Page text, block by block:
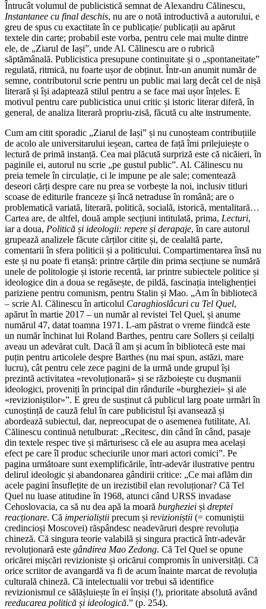
Întrucât volumul de publicistică semnat de Alexandru Călinescu,
Instantanee cu final deschis, nu are o notă introductivă a autorului, e
greu de spus cu exactitate în ce publicație/ publicații au apărut
textele din carte; probabil este vorba, pentru cele mai multe dintre
ele, de „Ziarul de Iași”, unde Al. Călinescu are o rubrică
săptămânală. Publicistica presupune continuitate și o „spontaneitate”
regulată, ritmică, nu foarte ușor de obținut. Într-un anumit număr de
semne, contributorul scrie pentru un public mai larg decât cel de nișă
literară și își adaptează stilul pentru a se face mai ușor înțeles. E
motivul pentru care publicistica unui critic și istoric literar diferă, în
general, de analiza literară propriu-zisă, făcută cu alte instrumente.
Cum am citit sporadic „Ziarul de Iași” și nu cunoșteam contribuțiile
de acolo ale universitarului ieșean, cartea de față îmi prilejuiește o
lectură de primă instanță. Cea mai plăcută surpriză este că nicăieri, în
paginile ei, autorul nu scrie „pe gustul public”. Al. Călinescu nu
preia temele în circulație, ci le impune pe ale sale; comentează
deseori cărți despre care nu prea se vorbește la noi, inclusiv titluri
scoase de editurile franceze și încă netraduse în română; are o
problematică variată, literară, politică, socială, istorică, mentalitară…
Cartea are, de altfel, două ample secțiuni intitulată, prima, Lecturi,
iar a doua, Politică și ideologii: repere și derapaje, în care autorul
grupează analizele făcute cărților citite și, de cealaltă parte,
comentarii în sfera politicii și a politicului. Compartimentarea însă nu
este și nu poate fi etanșă: printre cărțile din prima secțiune se numără
unele de politologie și istorie recentă, iar printre subiectele politice și
ideologice din a doua se regăsește, de pildă, fascinația intelighenției
pariziene pentru comunism, pentru Stalin și Mao. „Am în bibliotecă
– scrie Al. Călinescu în articolul Caraghioslâcuri cu Tel Quel,
apărut în martie 2017 – un număr al revistei Tel Quel, și anume
numărul 47, datat toamna 1971. L-am păstrat o vreme fiindcă este
un număr închinat lui Roland Barthes, pentru care Sollers și ceilalți
aveau un adevărat cult. Dacă îl am și acum în bibliotecă este mai
puțin pentru articolele despre Barthes (nu mai spun, astăzi, mare
lucru), cât pentru cele zece pagini de la urmă unde grupul își
prezintă activitatea «revoluționară» și se războiește cu dușmanii
ideologici, proveniți în principal din rândurile «burgheziei» și ale
«revizioniștilor»”. E greu de susținut că publicul larg poate urmări în
cunoștință de cauză felul în care publicistul își avansează și
abordează subiectul, dar, nepreocupat de o asemenea futilitate, Al.
Călinescu continuă netulburat: „Recitesc, din când în când, pasaje
din textele respec tive și mărturisesc că ele au asupra mea același
efect pe care îl produc scheciurile unor mari actori comici”. Pe
pagina următoare sunt exemplificările, într-adevăr ilustrative pentru
delirul ideologic și abandonarea gândirii critice: „Ce mai aflăm din
acele pagini însuflețite de un irezistibil elan revoluționar? Că Tel
Quel nu luase atitudine în 1968, atunci când URSS invadase
Cehoslovacia, ca să nu dea apă la moară burgheziei și dreptei
reacționare. Că imperialiștii precum și revizioniștii (= comuniștii
credincioși Moscovei) răspândesc neadevăruri despre revoluția
chineză. Că singura teorie valabilă și singura practică într-adevăr
revoluționară este gândirea Mao Zedong. Că Tel Quel se opune
oricărei mișcări revizioniste și oricărui compromis în universități. Că
orice scriitor de avangardă va fi de acum înainte marcat de revoluția
culturală chineză. Că intelectualii vor trebui să identifice
revizionismul ce sălășluiește în ei înșiși (!), prioritate absolută având
reeducarea politică și ideologică.” (p. 254).